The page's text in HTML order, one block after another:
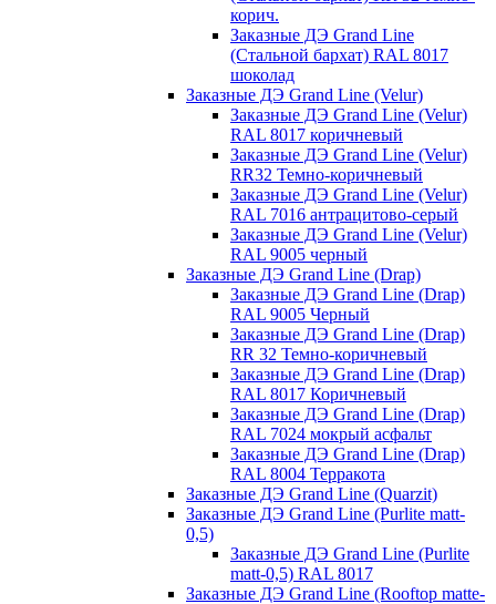
корич.
Заказные ДЭ Grand Line
(Стальной бархат) RAL 8017
шоколад
Заказные ДЭ Grand Line (Velur)
Заказные ДЭ Grand Line (Velur)
RAL 8017 коричневый
Заказные ДЭ Grand Line (Velur)
RR32 Темно-коричневый
Заказные ДЭ Grand Line (Velur)
RAL 7016 антрацитово-серый
Заказные ДЭ Grand Line (Velur)
RAL 9005 черный
Заказные ДЭ Grand Line (Drap)
Заказные ДЭ Grand Line (Drap)
RAL 9005 Черный
Заказные ДЭ Grand Line (Drap)
RR 32 Темно-коричневый
Заказные ДЭ Grand Line (Drap)
RAL 8017 Коричневый
Заказные ДЭ Grand Line (Drap)
RAL 7024 мокрый асфальт
Заказные ДЭ Grand Line (Drap)
RAL 8004 Терракота
Заказные ДЭ Grand Line (Quarzit)
Заказные ДЭ Grand Line (Purlite matt-
0,5)
Заказные ДЭ Grand Line (Purlite
matt-0,5) RAL 8017
Заказные ДЭ Grand Line (Rooftop matte-